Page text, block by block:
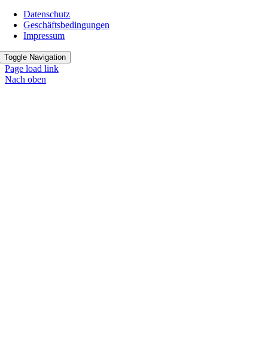
Datenschutz
Geschäftsbedingungen
Impressum
Toggle Navigation
Page load link
Nach oben